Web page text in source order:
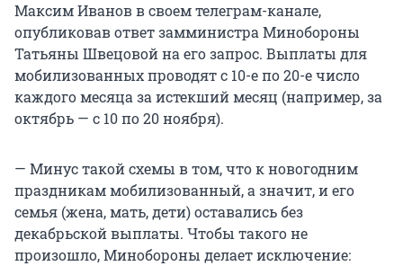
Максим Иванов в своем телеграм-канале,
опубликовав ответ замминистра Минобороны
Татьяны Швецовой на его запрос. Выплаты для
мобилизованных проводят с 10-е по 20-е число
каждого месяца за истекший месяц (например, за
октябрь — с 10 по 20 ноября).
— Минус такой схемы в том, что к новогодним
праздникам мобилизованный, а значит, и его
семья (жена, мать, дети) оставались без
декабрьской выплаты. Чтобы такого не
произошло, Минобороны делает исключение: